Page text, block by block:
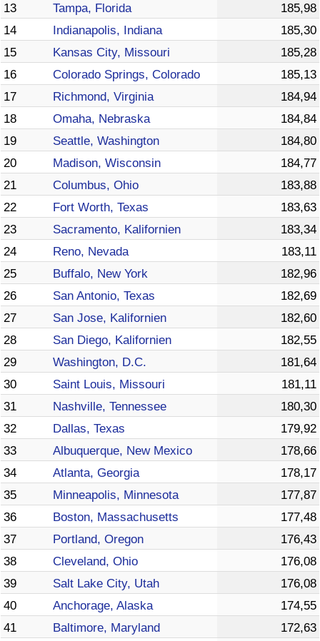
13
Tampa, Florida
185,98
14
Indianapolis, Indiana
185,30
15
Kansas City, Missouri
185,28
16
Colorado Springs, Colorado
185,13
17
Richmond, Virginia
184,94
18
Omaha, Nebraska
184,84
19
Seattle, Washington
184,80
20
Madison, Wisconsin
184,77
21
Columbus, Ohio
183,88
22
Fort Worth, Texas
183,63
23
Sacramento, Kalifornien
183,34
24
Reno, Nevada
183,11
25
Buffalo, New York
182,96
26
San Antonio, Texas
182,69
27
San Jose, Kalifornien
182,60
28
San Diego, Kalifornien
182,55
29
Washington, D.C.
181,64
30
Saint Louis, Missouri
181,11
31
Nashville, Tennessee
180,30
32
Dallas, Texas
179,92
33
Albuquerque, New Mexico
178,66
34
Atlanta, Georgia
178,17
35
Minneapolis, Minnesota
177,87
36
Boston, Massachusetts
177,48
37
Portland, Oregon
176,43
38
Cleveland, Ohio
176,08
39
Salt Lake City, Utah
176,08
40
Anchorage, Alaska
174,55
41
Baltimore, Maryland
172,63